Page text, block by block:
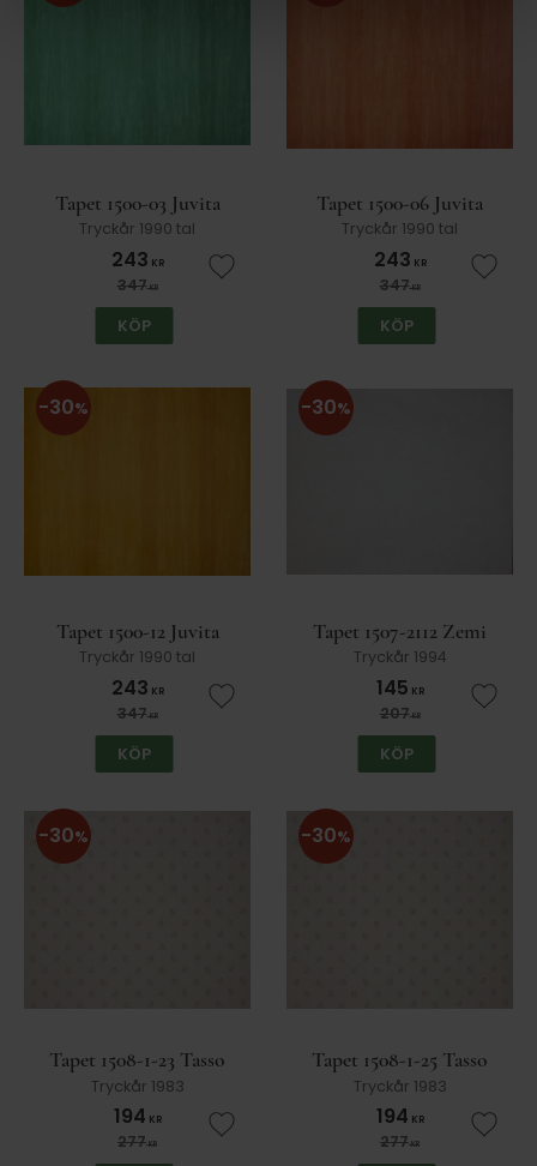
Tapet 1500-03 Juvita
Tryckår 1990 tal
243 KR
347KR Lägg till i favoriter
KÖP
Tapet 1500-06 Juvita
Tryckår 1990 tal
243 KR
347KR Lägg
KÖP
Tapet 1500-12 Juvita
Tryckår 1990 tal
243 KR
347KR
30%
Lägg till i favoriter
KÖP
Tapet 1507-2112 Zemi
Tryckår 1994
145 KR
207KR
30%
Lägg
KÖP
Tapet 1508-1-23 Tasso
Tryckår 1983
194 KR
277KR
30%
Lägg till i favoriter
Tapet 1508-1-25 Tasso
Tryckår 1983
194 KR
277KR
30%
Lägg